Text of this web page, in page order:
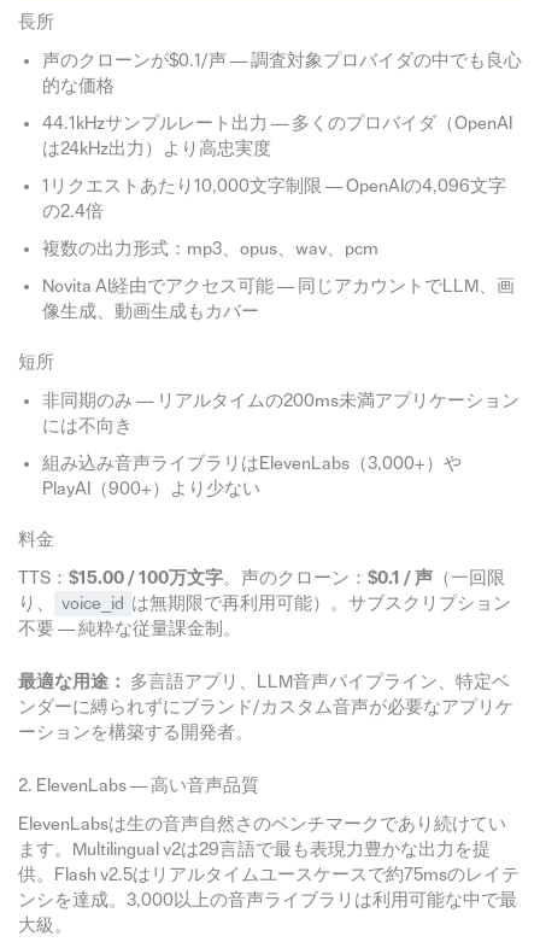
長所
声のクローンが$0.1/声 — 調査対象プロバイダの中でも良心
的な価格
44.1kHzサンプルレート出力 — 多くのプロバイダ（OpenAI
は24kHz出力）より高忠実度
1リクエストあたり10,000文字制限 — OpenAIの4,096文字
の2.4倍
複数の出力形式：mp3、opus、wav、pcm
Novita AI経由でアクセス可能 — 同じアカウントでLLM、画
像生成、動画生成もカバー
短所
非同期のみ — リアルタイムの200ms未満アプリケーション
には不向き
組み込み音声ライブラリはElevenLabs（3,000+）や
PlayAI（900+）より少ない
料金
TTS： $15.00 / 100万文字。声のクローン： $0.1 / 声（一回限
り、
voice_id は無期限で再利用可能）。サブスクリプション
不要 — 純粋な従量課金制。
最適な用途：
多言語アプリ、LLM音声パイプライン、特定ベ
ンダーに縛られずにブランド/カスタム音声が必要なアプリケ
ーションを構築する開発者。
2. ElevenLabs — 高い音声品質
ElevenLabsは生の音声自然さのベンチマークであり続けてい
ます。Multilingual v2は29言語で最も表現力豊かな出力を提
供。Flash v2.5はリアルタイムユースケースで約75msのレイテ
ンシを達成。3,000以上の音声ライブラリは利用可能な中で最
大級。